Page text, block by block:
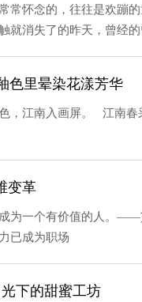
常怀念的，往往是欢蹦
就消失了的昨天，曾经
色里晕染花漾芳华
，江南入画屏。 江南
变革
为一个有价值的人。——
已成为职场
下的甜蜜工坊